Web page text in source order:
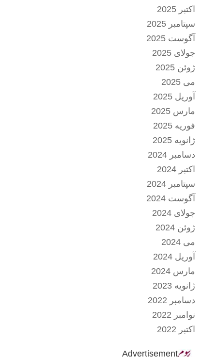
اکتبر 2025
سپتامبر 2025
آگوست 2025
جولای 2025
ژوئن 2025
می 2025
آوریل 2025
مارس 2025
فوریه 2025
ژانویه 2025
دسامبر 2024
اکتبر 2024
سپتامبر 2024
آگوست 2024
جولای 2024
ژوئن 2024
می 2024
آوریل 2024
مارس 2024
ژانویه 2023
دسامبر 2022
نوامبر 2022
اکتبر 2022
Advertisement